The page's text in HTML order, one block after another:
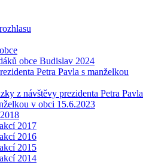
obce Budislav 2024
Petra Pavla s manželkou
z návštěvy prezidenta Petra Pavla
v obci 15.6.2023
2017
2016
2015
2014